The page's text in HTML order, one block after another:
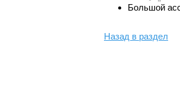
Большой
Назад в раздел